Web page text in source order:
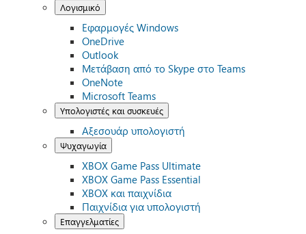
Λογισμικό
Εφαρμογές Windows
OneDrive
Outlook
Μετάβαση από το Skype στο Teams
OneNote
Microsoft Teams
Υπολογιστές και συσκευές
Αξεσουάρ υπολογιστή
Ψυχαγωγία
XBOX Game Pass Ultimate
XBOX Game Pass Essential
XBOX και παιχνίδια
Παιχνίδια για υπολογιστή
Επαγγελματίες